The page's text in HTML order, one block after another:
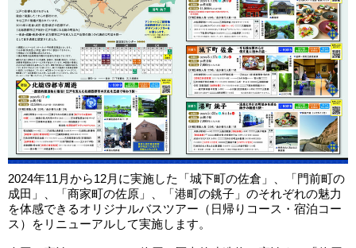
2024年11月から12月に実施した「城下町の佐倉」、「門前町の
成田」、「商家町の佐原」、「港町の銚子」のそれぞれの魅力
を体感できるオリジナルバスツアー（日帰りコース・宿泊コー
ス）をリニューアルして実施します。